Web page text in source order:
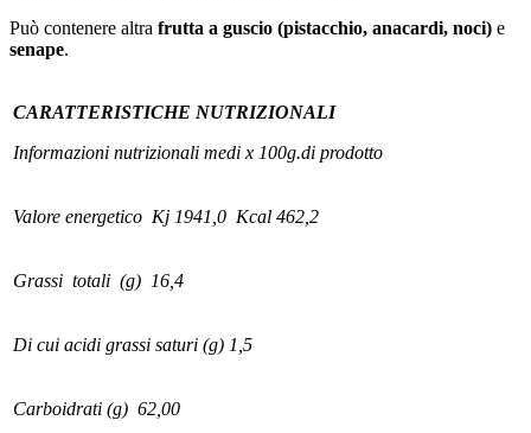
Può contenere altra frutta a guscio (pistacchio, anacardi, noci) e
senape.
CARATTERISTICHE NUTRIZIONALI
Informazioni nutrizionali medi x 100g.di prodotto
Valore energetico Kj 1941,0 Kcal 462,2
Grassi totali (g) 16,4
Di cui acidi grassi saturi (g) 1,5
Carboidrati (g) 62,00